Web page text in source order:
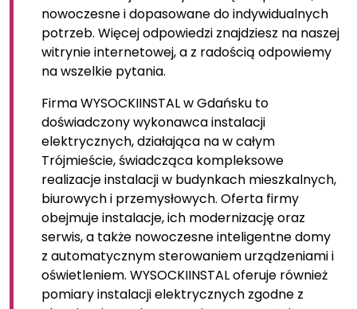
nowoczesne i dopasowane do indywidualnych
potrzeb. Więcej odpowiedzi znajdziesz na naszej
witrynie internetowej, a z radością odpowiemy
na wszelkie pytania.
Firma WYSOCKIINSTAL w Gdańsku to
doświadczony wykonawca instalacji
elektrycznych, działająca na w całym
Trójmieście, świadcząca kompleksowe
realizacje instalacji w budynkach mieszkalnych,
biurowych i przemysłowych. Oferta firmy
obejmuje instalacje, ich modernizację oraz
serwis, a także nowoczesne inteligentne domy
z automatycznym sterowaniem urządzeniami i
oświetleniem. WYSOCKIINSTAL oferuje również
pomiary instalacji elektrycznych zgodne z